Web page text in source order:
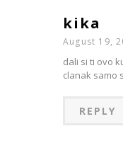
kika
August 19,
dali si ti ovo
clanak samo
REPLY